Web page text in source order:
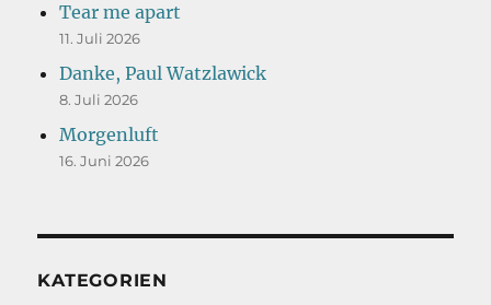
Tear me apart
11. Juli 2026
Danke, Paul Watzlawick
8. Juli 2026
Morgenluft
16. Juni 2026
KATEGORIEN